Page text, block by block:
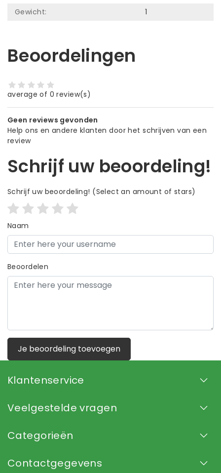
Gewicht:
1
Beoordelingen
average of 0 review(s)
Geen reviews gevonden
Help ons en andere klanten door het schrijven van een
review
Schrijf uw beoordeling!
Schrijf uw beoordeling! (Select an amount of stars)
Naam
Beoordelen
Je beoordeling toevoegen
Klantenservice
Veelgestelde vragen
Categorieën
Contactgegevens